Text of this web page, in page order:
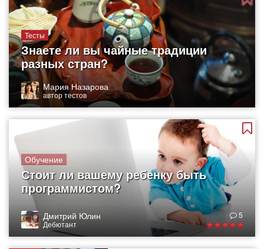
Тесты
Знаете ли вы чайные традиции
разных стран?
Мария Назарова
автор тестов
Обучение
Стоит ли вашему ребенку быть
программистом?
Дмитрий Юлин
Дебютант
5